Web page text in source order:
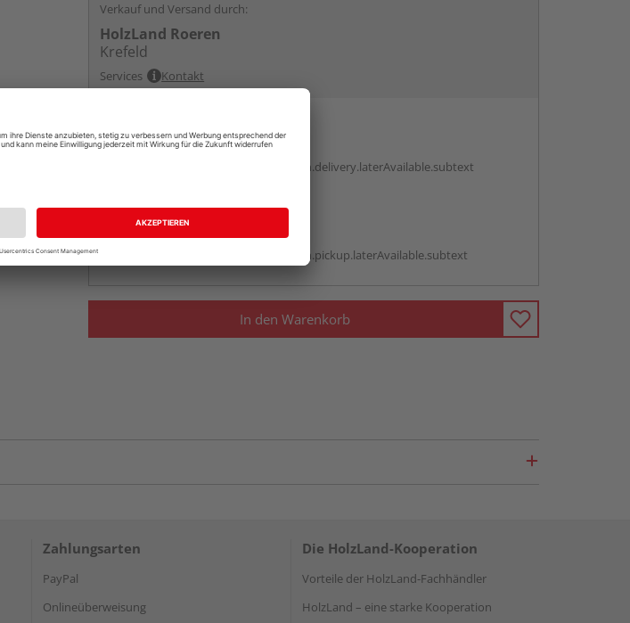
Verkauf und Versand durch:
HolzLand Roeren
Krefeld
Services Kontakt
Auf Vorbestellung:
vue.ads.priceMerchantBox.option.delivery.laterAvailable.subtext
Auf Vorbestellung:
vue.ads.priceMerchantBox.option.pickup.laterAvailable.subtext
In den Warenkorb
Zahlungsarten
PayPal
Onlineüberweisung
Die HolzLand-Kooperation
Vorteile der HolzLand-Fachhändler
HolzLand – eine starke Kooperation